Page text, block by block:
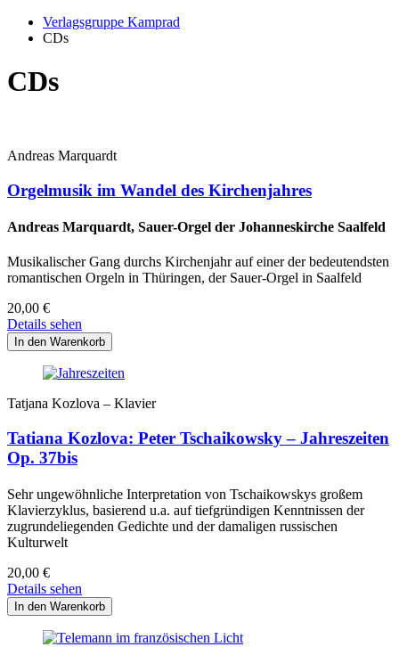
Verlagsgruppe Kamprad
CDs
CDs
Andreas Marquardt
Orgelmusik im Wandel des Kirchenjahres
Andreas Marquardt, Sauer-Orgel der Johanneskirche Saalfeld
Musikalischer Gang durchs Kirchenjahr auf einer der bedeutendsten
romantischen Orgeln in Thüringen, der Sauer-Orgel in Saalfeld
20,00 €
Details sehen
Tatjana Kozlova – Klavier
Tatiana Kozlova: Peter Tschaikowsky – Jahreszeiten
Op. 37bis
Sehr ungewöhnliche Interpretation von Tschaikowskys großem
Klavierzyklus, basierend u.a. auf tiefgründigen Kenntnissen der
zugrundeliegenden Gedichte und der damaligen russischen
Kulturwelt
20,00 €
Details sehen